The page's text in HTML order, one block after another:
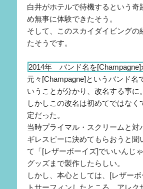
白井がホテルで待機するという
め無事に体験できたそう。
そして、このスカイダイビング
たそうです。
2014年 バンド名を[Champagne]
元々[Champagne]というバンド
いうことが分かり、改名する事に。
しかしこの改名は初めてではな
定だった。
当時プライマル・スクリームと
ギレスピーに決めてもらおうと
て「[レザーボーイズ]でいいんじ
グッズまで製作したらしい。
しかし、本心としては、[レザー
トサーフィンしたところ、アレ